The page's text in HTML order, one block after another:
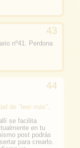
nº41. Perdona
de "leer más".
se facilita
en tu
post podrás
para crearlo.